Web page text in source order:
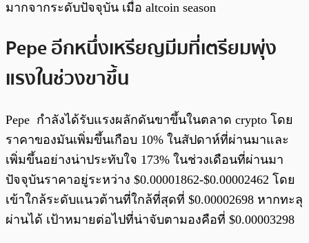
มากจากระดับปัจจุบัน เมื่อ altcoin season
Pepe อีกหนึ่งเหรียญมีมที่เตรียมพุ่ง
แรงในช่วงขาขึ้น
Pepe กำลังได้รับแรงผลักดันขาขึ้นในตลาด crypto โดย
ราคาของมันเพิ่มขึ้นเกือบ 10% ในสัปดาห์ที่ผ่านมาและ
เพิ่มขึ้นอย่างน่าประทับใจ 173% ในช่วงเดือนที่ผ่านมา
ปัจจุบันราคาอยู่ระหว่าง $0.00001862-$0.00002462 โดย
เข้าใกล้ระดับแนวต้านที่ใกล้ที่สุดที่ $0.00002698 หากทะลุ
ผ่านได้ เป้าหมายต่อไปที่น่าจับตามองคือที่ $0.00003298